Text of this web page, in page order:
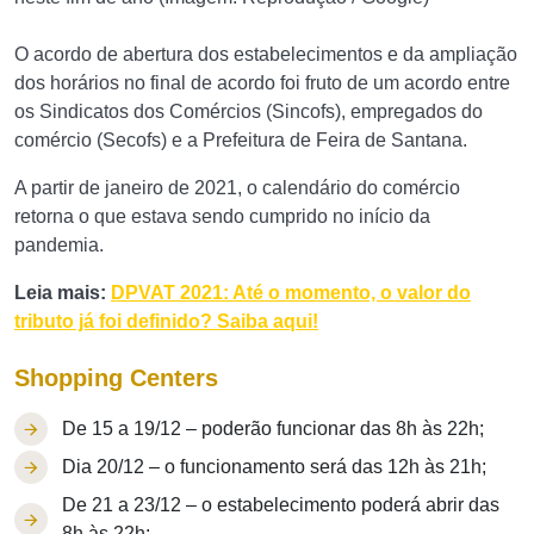
O acordo de abertura dos estabelecimentos e da ampliação
dos horários no final de acordo foi fruto de um acordo entre
os Sindicatos dos Comércios (Sincofs), empregados do
comércio (Secofs) e a Prefeitura de Feira de Santana.
A partir de janeiro de 2021, o calendário do comércio
retorna o que estava sendo cumprido no início da
pandemia.
Leia mais: DPVAT 2021: Até o momento, o valor do
tributo já foi definido? Saiba aqui!
Shopping Centers
De 15 a 19/12 – poderão funcionar das 8h às 22h;
Dia 20/12 – o funcionamento será das 12h às 21h;
De 21 a 23/12 – o estabelecimento poderá abrir das